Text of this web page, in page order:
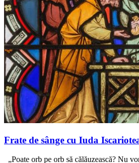
Frate de sânge cu Iuda
„Poate orb pe orb să călăuzească? Nu